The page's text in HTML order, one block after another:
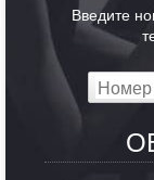
Введите